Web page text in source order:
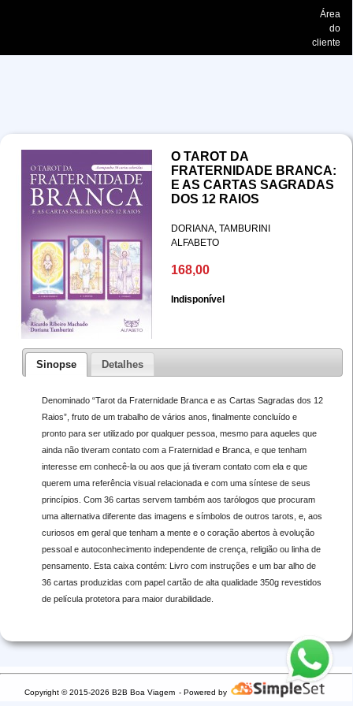
Área
do
cliente
O TAROT DA
FRATERNIDADE BRANCA:
E AS CARTAS SAGRADAS
DOS 12 RAIOS
DORIANA, TAMBURINI
ALFABETO
168,00
Indisponível
Sinopse Detalhes
Denominado “Tarot da Fraternidade Branca e as Cartas Sagradas dos 12
Raios”, fruto de um trabalho de vários anos, finalmente concluído e
pronto para ser utilizado por qualquer pessoa, mesmo para aqueles que
ainda não tiveram contato com a Fraternidad e Branca, e que tenham
interesse em conhecê-la ou aos que já tiveram contato com ela e que
querem uma referência visual relacionada e com uma síntese de seus
princípios. Com 36 cartas servem também aos tarólogos que procuram
uma alternativa diferente das imagens e símbolos de outros tarots, e, aos
curiosos em geral que tenham a mente e o coração abertos à evolução
pessoal e autoconhecimento independente de crença, religião ou linha de
pensamento. Esta caixa contém: Livro com instruções e um bar alho de
36 cartas produzidas com papel cartão de alta qualidade 350g revestidos
de película protetora para maior durabilidade.
Copyright © 2015-2026 B2B Boa Viagem - Powered by